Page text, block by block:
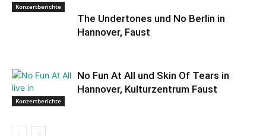
Konzertberichte
The Undertones und No Berlin in
Hannover, Faust
Konzertberichte
No Fun At All und Skin Of Tears in
Hannover, Kulturzentrum Faust